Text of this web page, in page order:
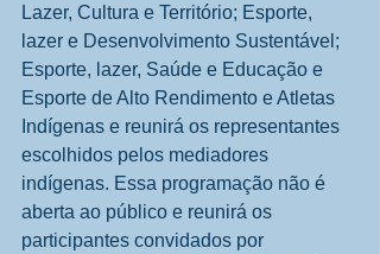
Lazer, Cultura e Território; Esporte,
lazer e Desenvolvimento Sustentável;
Esporte, lazer, Saúde e Educação e
Esporte de Alto Rendimento e Atletas
Indígenas e reunirá os representantes
escolhidos pelos mediadores
indígenas. Essa programação não é
aberta ao público e reunirá os
participantes convidados por